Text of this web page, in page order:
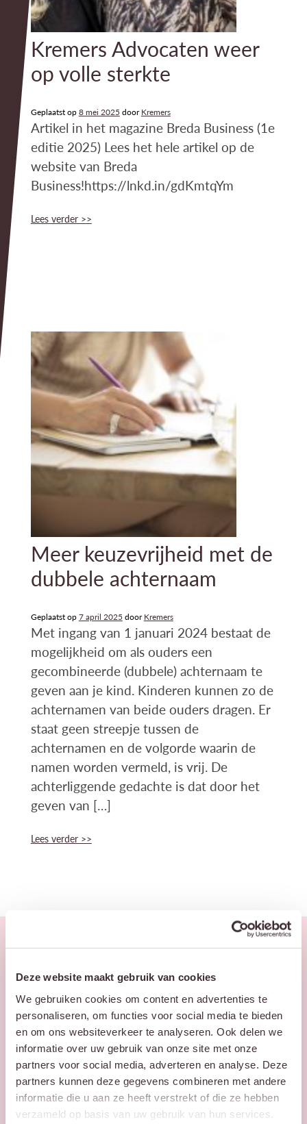
Deze website maakt gebruik van cookies
We gebruiken cookies om content en advertenties te
personaliseren, om functies voor social media te bieden
en om ons websiteverkeer te analyseren. Ook delen we
informatie over uw gebruik van onze site met onze
partners voor social media, adverteren en analyse. Deze
partners kunnen deze gegevens combineren met andere
informatie die u aan ze heeft verstrekt of die ze hebben
verzameld op basis van uw gebruik van hun services.
Kremers Advocaten weer
op volle sterkte
Geplaatst op8 mei 2025 doorKremers
Artikel in het magazine Breda Business (1e
editie 2025) Lees het hele artikel op de
website van Breda
Business!https://lnkd.in/gdKmtqYm
Lees verder >>
Meer keuzevrijheid met de
dubbele achternaam
Geplaatst op7 april 2025 doorKremers
Met ingang van 1 januari 2024 bestaat de
mogelijkheid om als ouders een
gecombineerde (dubbele) achternaam te
geven aan je kind. Kinderen kunnen zo de
achternamen van beide ouders dragen. Er
staat geen streepje tussen de
achternamen en de volgorde waarin de
namen worden vermeld, is vrij. De
achterliggende gedachte is dat door het
geven van […]
Lees verder >>
Vul ons formulier in!
Laat via hetformulier
je gegevens achter,
dan nemen wij zo